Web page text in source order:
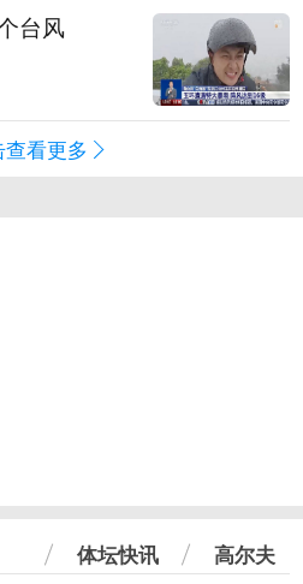
台风
查看更多
体坛快讯 高尔夫